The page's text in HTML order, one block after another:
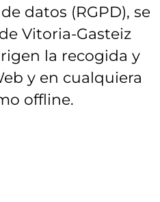
datos (RGPD), se
Vitoria-Gasteiz
la recogida y
y en cualquiera
offline.